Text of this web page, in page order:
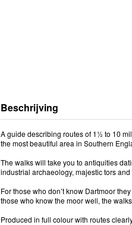
Beschrijving
A guide describing routes of 1½ to 10
the most beautiful area in Southern
The walks will take you to antiquities
industrial archaeology, majestic tors
For those who don’t know Dartmoor
those who know the moor well, the
Produced in full colour with routes